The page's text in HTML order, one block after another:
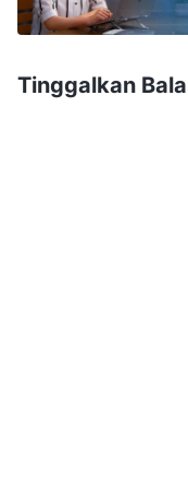
lubuk hati
mengapa
berdasarkan
Tinggalkan